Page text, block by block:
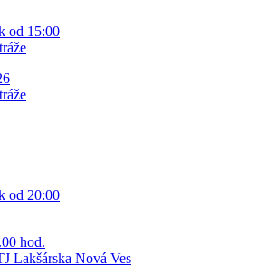
od 15:00
od 20:00
hod.
Lakšárska Nová Ves